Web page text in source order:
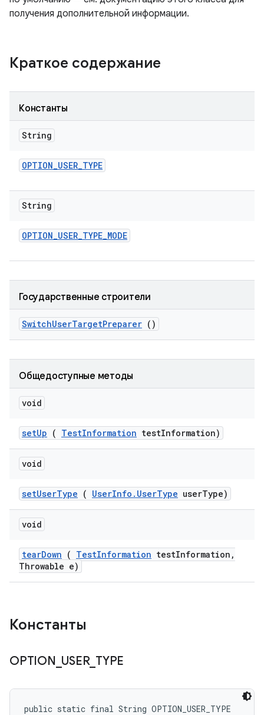
получения дополнительной информации.
Краткое содержание
Константы
String
OPTION_USER_TYPE
String
OPTION_USER_TYPE_MODE
Государственные строители
SwitchUserTargetPreparer ()
Общедоступные методы
void
setUp ( TestInformation testInformation)
void
setUserType ( UserInfo . UserType userType)
void
tearDown ( TestInformation testInformation ,
Throwable e)
Константы
OPTION USER_ TYPE
public static final String OPTION_USER_TYPE